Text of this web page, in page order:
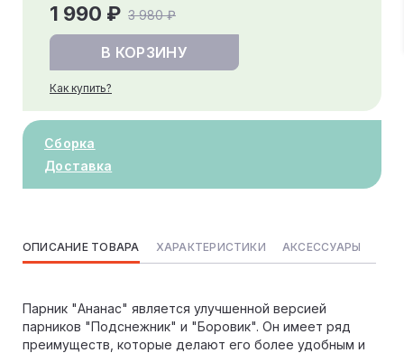
3 980 ₽
1 990 ₽
В КОРЗИНУ
Как купить?
Сборка
Доставка
ОПИСАНИЕ ТОВАРА ХАРАКТЕРИСТИКИ АКСЕССУАРЫ
Парник "Ананас" является улучшенной версией
парников "Подснежник" и "Боровик". Он имеет ряд
преимуществ, которые делают его более удобным и